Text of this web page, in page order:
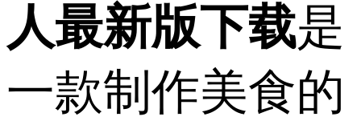
人最新版下载是
一款制作美食的